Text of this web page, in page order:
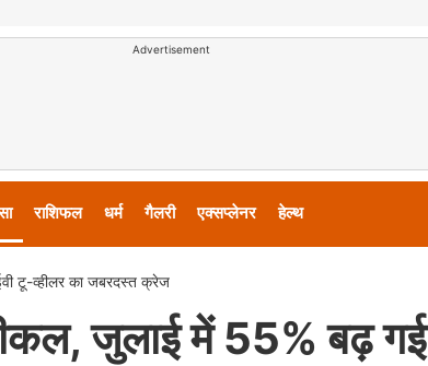
Advertisement
राशिफल धर्म गैलरी एक्सप्लेनर हेल्थ
टू-व्हीलर का जबरदस्त क्रेज
जुलाई में 55% बढ़ गई